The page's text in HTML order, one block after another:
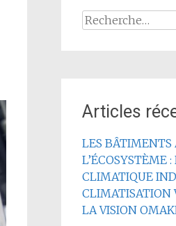
Rechercher :
Articles
LES
L’ÉCOSYSTÈME
CLIMATIQUE
CLIMATISATION
LA VISION